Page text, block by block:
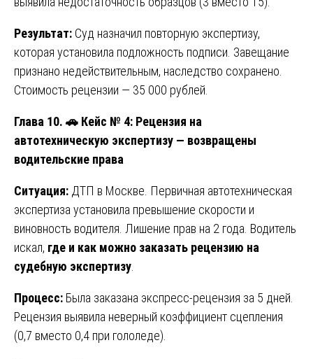
Результат: Суд назначил повторную экспертизу,
которая установила подложность подписи. Завещание
признано недействительным, наследство сохранено.
Стоимость рецензии — 35 000 рублей.
Глава 10. 🚗 Кейс № 4: Рецензия на
автотехническую экспертизу — возвращены
водительские права
Ситуация: ДТП в Москве. Первичная автотехническая
экспертиза установила превышение скорости и
виновность водителя. Лишение прав на 2 года. Водитель
искал, где и как можно заказать рецензию на
судебную экспертизу.
Процесс: Была заказана экспресс-рецензия за 5 дней.
Рецензия выявила неверный коэффициент сцепления
(0,7 вместо 0,4 при гололеде).